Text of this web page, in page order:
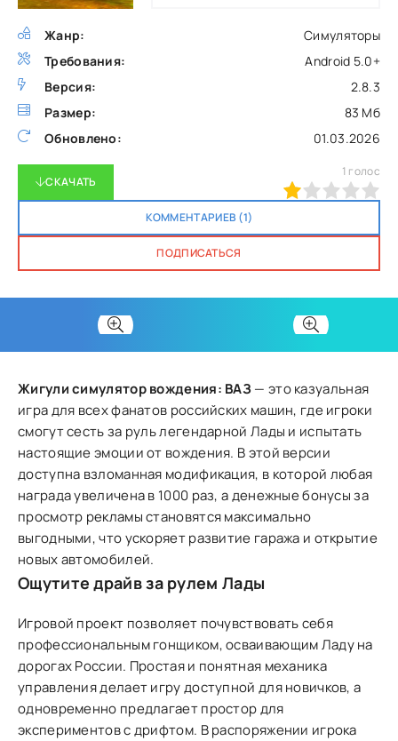
Жанр:
Симуляторы
Требования:
Android 5.0+
Версия:
2.8.3
Размер:
83 Мб
Обновлено:
01.03.2026
СКАЧАТЬ
КОММЕНТАРИЕВ (1)
ПОДПИСАТЬСЯ
1 голос
Жигули симулятор вождения: ВАЗ— это казуальная
игра для всех фанатов российских машин, где игроки
смогут сесть за руль легендарной Лады и испытать
настоящие эмоции от вождения. В этой версии
доступна взломанная модификация, в которой любая
награда увеличена в 1000 раз, а денежные бонусы за
просмотр рекламы становятся максимально
выгодными, что ускоряет развитие гаража и открытие
новых автомобилей.
Ощутите драйв за рулем Лады
Игровой проект позволяет почувствовать себя
профессиональным гонщиком, осваивающим Ладу на
дорогах России. Простая и понятная механика
управления делает игру доступной для новичков, а
одновременно предлагает простор для
экспериментов с дрифтом. В распоряжении игрока